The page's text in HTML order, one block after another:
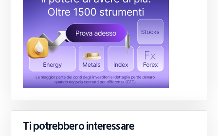
Ti potrebbero interessare